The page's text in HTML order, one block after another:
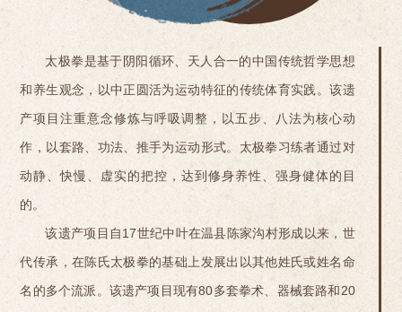
太极拳是基于阴阳循环、天人合一的中国传统哲学思想
和养生观念，以中正圆活为运动特征的传统体育实践。该遗
产项目注重意念修炼与呼吸调整，以五步、八法为核心动
作，以套路、功法、推手为运动形式。太极拳习练者通过对
动静、快慢、虚实的把控，达到修身养性、强身健体的目
的。
该遗产项目自17世纪中叶在温县陈家沟村形成以来，世
代传承，在陈氏太极拳的基础上发展出以其他姓氏或姓名命
名的多个流派。该遗产项目现有80多套拳术、器械套路和20